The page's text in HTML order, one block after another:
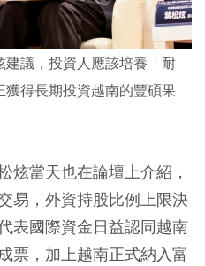
議，投資人應該培養「耐
得長期投資越南的豐碩果
炫當天也在論壇上介紹，
易，外資持股比例上限決
表國際資金日益認同越南
票，加上越南正式納入富